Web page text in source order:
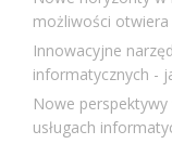
możliwości otwiera
Innowacyjne
informatycznych -
Nowe
usługach